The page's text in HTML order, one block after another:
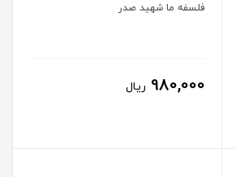
فلسفه ما شهید صدر
980,000 ریال